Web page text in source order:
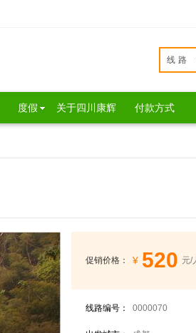
线路
度假 关于四川康辉 付款方式
促销价格： ¥ 520 元/
线路编号： 0000070